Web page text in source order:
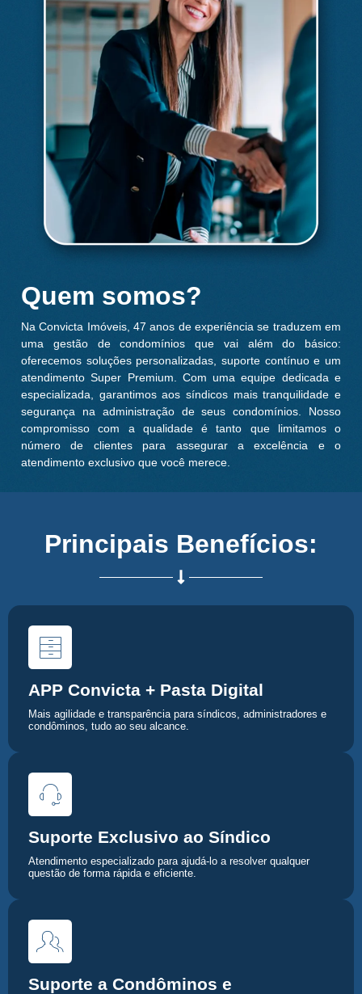
Quem somos?
Na Convicta Imóveis, 47 anos de experiência se traduzem em
uma gestão de condomínios que vai além do básico:
oferecemos soluções personalizadas, suporte contínuo e um
atendimento Super Premium. Com uma equipe dedicada e
especializada, garantimos aos síndicos mais tranquilidade e
segurança na administração de seus condomínios. Nosso
compromisso com a qualidade é tanto que limitamos o
número de clientes para assegurar a excelência e o
atendimento exclusivo que você merece.
Principais Benefícios:
APP Convicta + Pasta Digital
Mais agilidade e transparência para síndicos, administradores e
condôminos, tudo ao seu alcance.
Suporte Exclusivo ao Síndico
Atendimento especializado para ajudá-lo a resolver qualquer
questão de forma rápida e eficiente.
Suporte a Condôminos e